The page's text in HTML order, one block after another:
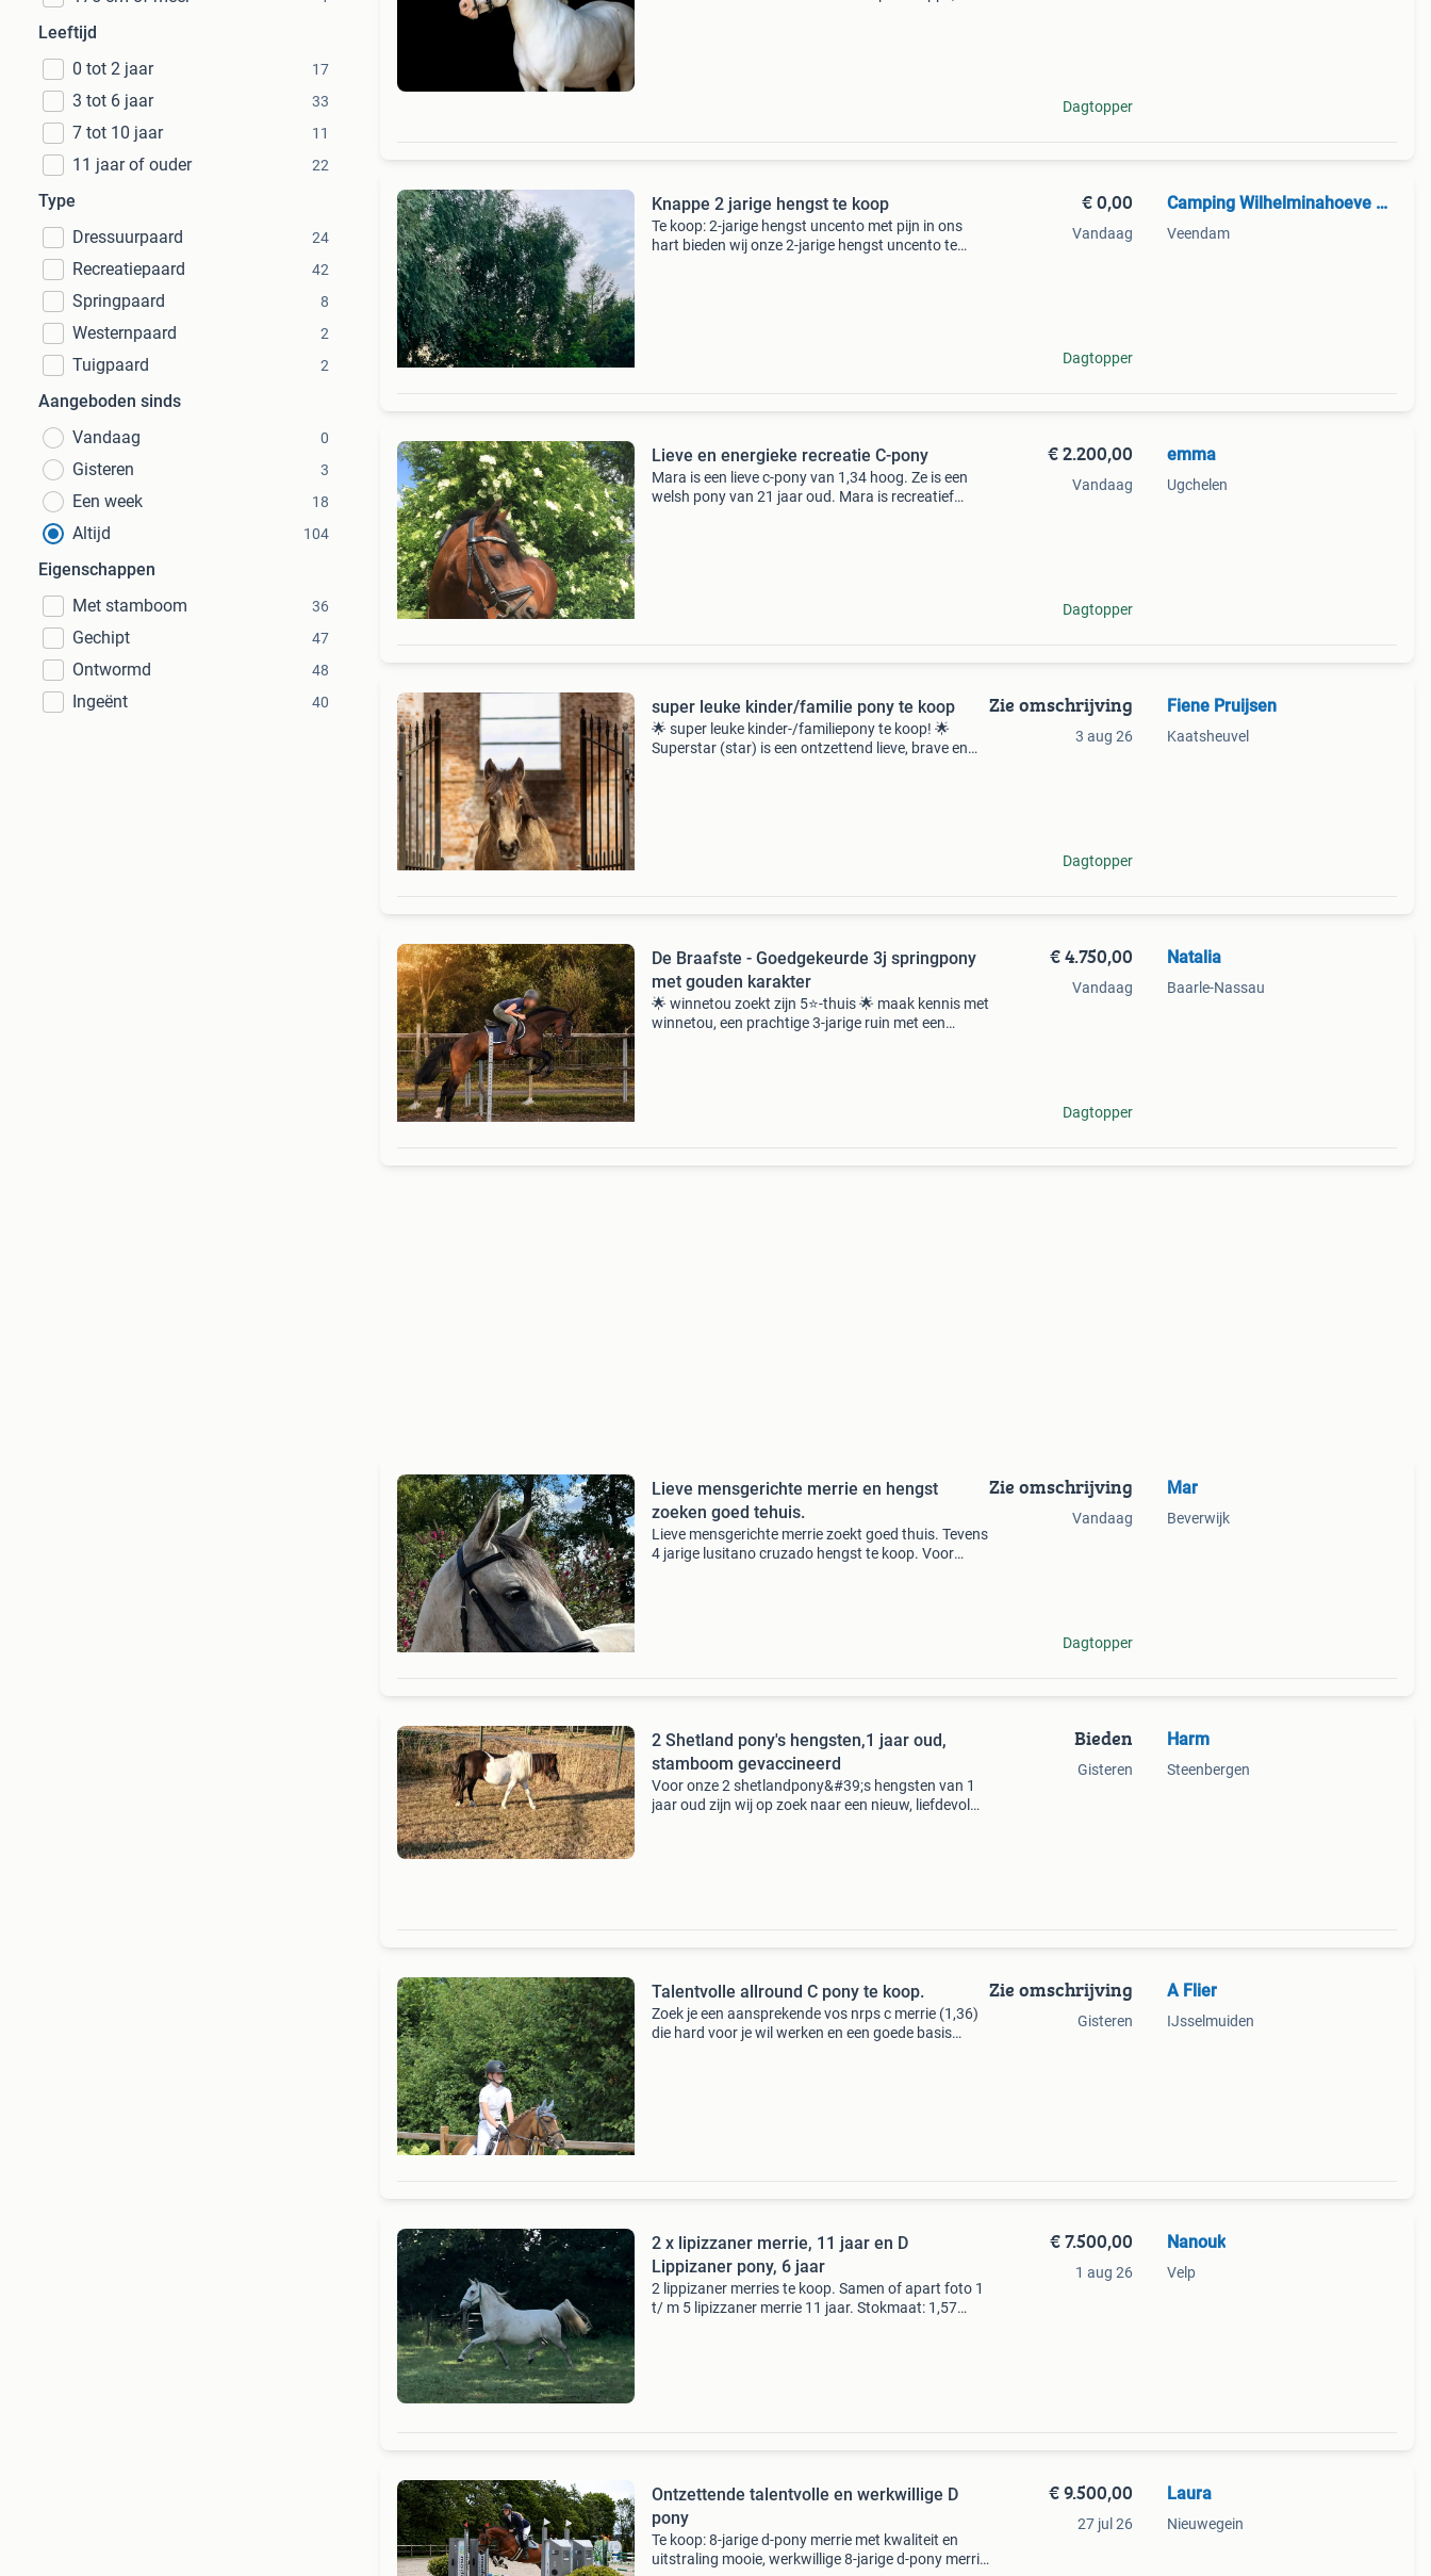
Leeftijd
0 tot 2 jaar
17
3 tot 6 jaar 33
7 tot 10 jaar 11
11 jaar of ouder 22
Type
Dressuurpaard
24
Recreatiepaard 42
Springpaard 8
Westernpaard 2
Tuigpaard 2
Aangeboden sinds
Vandaag
0
Gisteren 3
Een week 18
Altijd 104
Eigenschappen
Met stamboom
36
Gechipt 47
Ontwormd 48
Ingeënt 40
Dagtopper
Knappe 2 jarige hengst te koop
Te koop: 2-jarige hengst uncento met pijn in ons
hart bieden wij onze 2-jarige hengst uncento te
€ 0,00
Vandaag
Dagtopper
Camping Wilhelminahoeve Veen
Veendam
Lieve en energieke recreatie C-pony
Mara is een lieve c-pony van 1,34 hoog. Ze is een
welsh pony van 21 jaar oud. Mara is recreatief
€ 2.200,00
Vandaag
Dagtopper
emma
Ugchelen
super leuke kinder/familie pony te koop
🌟 super leuke kinder-/familiepony te koop! 🌟
Superstar (star) is een ontzettend lieve, brave en
Zie omschrijving
3 aug 26
Dagtopper
Fiene Pruijsen
Kaatsheuvel
De Braafste - Goedgekeurde 3j springpony
met gouden karakter
🌟 winnetou zoekt zijn 5⭐-thuis 🌟 maak kennis met
winnetou, een prachtige 3-jarige ruin met een
€ 4.750,00
Vandaag
Dagtopper
Natalia
Baarle-Nassau
Lieve mensgerichte merrie en hengst
zoeken goed tehuis.
Lieve mensgerichte merrie zoekt goed thuis. Tevens
4 jarige lusitano cruzado hengst te koop. Voor
Zie omschrijving
Vandaag
Dagtopper
Mar
Beverwijk
2 Shetland pony's hengsten,1 jaar oud,
stamboom gevaccineerd
Voor onze 2 shetlandpony&#39;s hengsten van 1
jaar oud zijn wij op zoek naar een nieuw, liefdevol
Bieden
Gisteren
Harm
Steenbergen
Talentvolle allround C pony te koop.
Zoek je een aansprekende vos nrps c merrie (1,36)
die hard voor je wil werken en een goede basis
Zie omschrijving
Gisteren
A Flier
IJsselmuiden
2 x lipizzaner merrie, 11 jaar en D
Lippizaner pony, 6 jaar
2 lippizaner merries te koop. Samen of apart foto 1
t/ m 5 lipizzaner merrie 11 jaar. Stokmaat: 1,57
€ 7.500,00
1 aug 26
Nanouk
Velp
Ontzettende talentvolle en werkwillige D
pony
Te koop: 8-jarige d-pony merrie met kwaliteit en
uitstraling mooie, werkwillige 8-jarige d-pony merrie
€ 9.500,00
27 jul 26
Laura
Nieuwegein